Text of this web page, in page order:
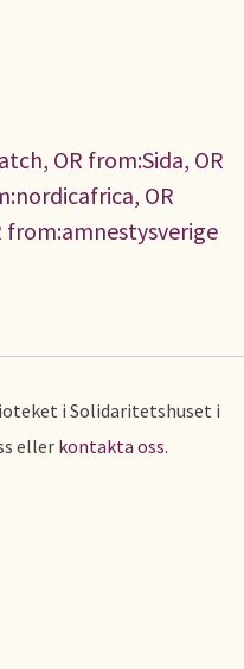
OR from:Sida, OR
OR
i Solidaritetshuset i
eller kontakta oss.